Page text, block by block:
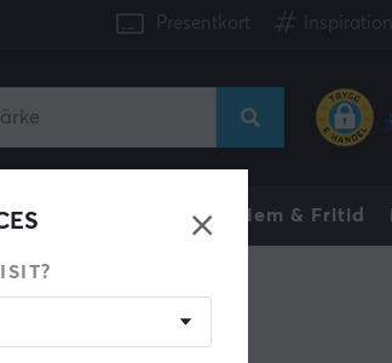
Presentkort Inspiration
Mobiltillbehör Hem & Fritid